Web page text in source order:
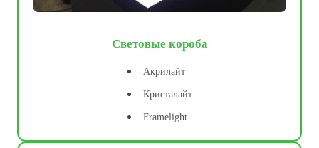
Световые короба
Акрилайт
Кристалайт
Framelight